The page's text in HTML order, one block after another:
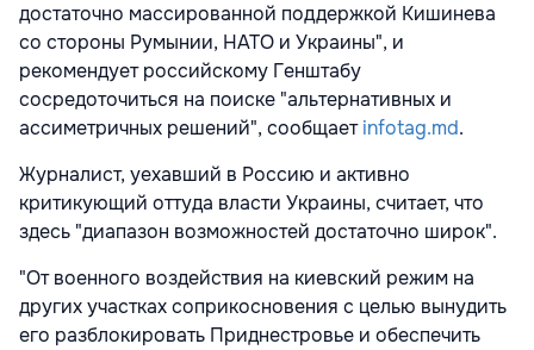
достаточно массированной поддержкой Кишинева
со стороны Румынии, НАТО и Украины", и
рекомендует российскому Генштабу
сосредоточиться на поиске "альтернативных и
ассиметричных решений", сообщаетinfotag.md.
Журналист, уехавший в Россию и активно
критикующий оттуда власти Украины, считает, что
здесь "диапазон возможностей достаточно широк".
"От военного воздействия на киевский режим на
других участках соприкосновения с целью вынудить
его разблокировать Приднестровье и обеспечить